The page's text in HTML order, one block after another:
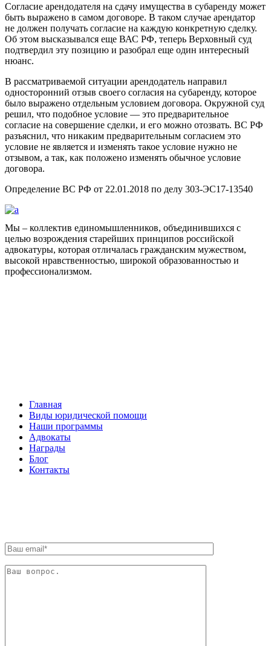
Согласие арендодателя на сдачу имущества в субаренду может
быть выражено в самом договоре. В таком случае арендатор
не должен получать согласие на каждую конкретную сделку.
Об этом высказывался еще ВАС РФ, теперь Верховный суд
подтвердил эту позицию и разобрал еще один интересный
нюанс.
В рассматриваемой ситуации арендодатель направил
односторонний отзыв своего согласия на субаренду, которое
было выражено отдельным условием договора. Окружной суд
решил, что подобное условие — это предварительное
согласие на совершение сделки, и его можно отозвать. ВС РФ
разъяснил, что никаким предварительным согласием это
условие не является и изменять такое условие нужно не
отзывом, а так, как положено изменять обычное условие
договора.
Определение ВС РФ от 22.01.2018 по делу 303-ЭС17-13540
Мы – коллектив единомышленников, объединившихся с
целью возрождения старейших принципов российской
адвокатуры, которая отличалась гражданским мужеством,
высокой нравственностью, широкой образованностью и
профессионализмом.
Главная
Виды юридической помощи
Наши программы
Адвокаты
Награды
Блог
Контакты